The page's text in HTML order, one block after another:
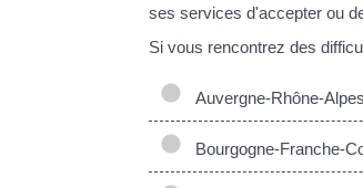
ses services d'accepter ou
Si vous rencontrez des
Auvergne-Rhône-Alpes
Bourgogne-Franche-